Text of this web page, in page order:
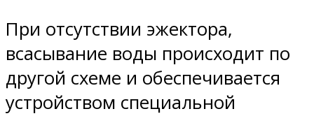
При отсутствии эжектора,
всасывание воды происходит по
другой схеме и обеспечивается
устройством специальной